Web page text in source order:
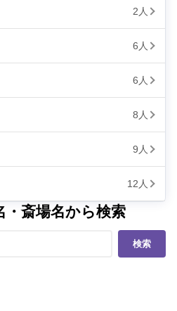
2人
6人
6人
8人
9人
12人
・斎場名から検索
検索